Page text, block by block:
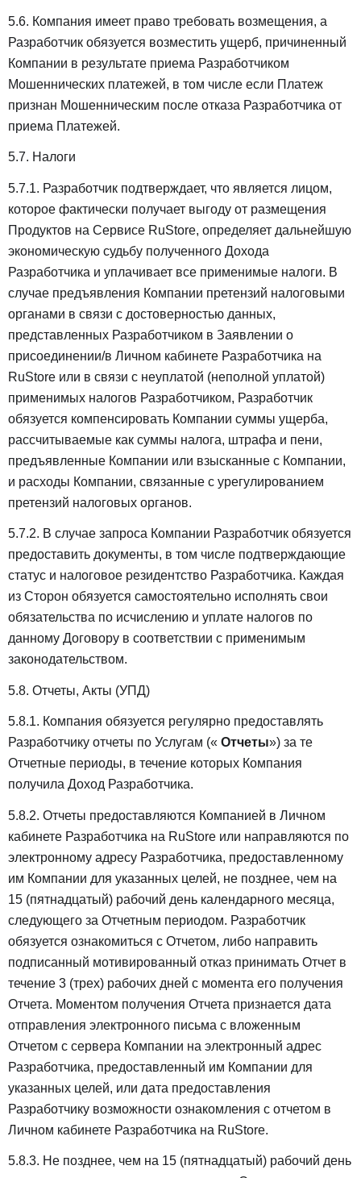
5.6. Компания имеет право требовать возмещения, а
Разработчик обязуется возместить ущерб, причиненный
Компании в результате приема Разработчиком
Мошеннических платежей, в том числе если Платеж
признан Мошенническим после отказа Разработчика от
приема Платежей.
5.7. Налоги
5.7.1. Разработчик подтверждает, что является лицом,
которое фактически получает выгоду от размещения
Продуктов на Сервисе RuStore, определяет дальнейшую
экономическую судьбу полученного Дохода
Разработчика и уплачивает все применимые налоги. В
случае предъявления Компании претензий налоговыми
органами в связи с достоверностью данных,
представленных Разработчиком в Заявлении о
присоединении/в Личном кабинете Разработчика на
RuStore или в связи с неуплатой (неполной уплатой)
применимых налогов Разработчиком, Разработчик
обязуется компенсировать Компании суммы ущерба,
рассчитываемые как суммы налога, штрафа и пени,
предъявленные Компании или взысканные с Компании,
и расходы Компании, связанные с урегулированием
претензий налоговых органов.
5.7.2. В случае запроса Компании Разработчик обязуется
предоставить документы, в том числе подтверждающие
статус и налоговое резидентство Разработчика. Каждая
из Сторон обязуется самостоятельно исполнять свои
обязательства по исчислению и уплате налогов по
данному Договору в соответствии с применимым
законодательством.
5.8. Отчеты, Акты (УПД)
5.8.1. Компания обязуется регулярно предоставлять
Разработчику отчеты по Услугам (« Отчеты») за те
Отчетные периоды, в течение которых Компания
получила Доход Разработчика.
5.8.2. Отчеты предоставляются Компанией в Личном
кабинете Разработчика на RuStore или направляются по
электронному адресу Разработчика, предоставленному
им Компании для указанных целей, не позднее, чем на
15 (пятнадцатый) рабочий день календарного месяца,
следующего за Отчетным периодом. Разработчик
обязуется ознакомиться с Отчетом, либо направить
подписанный мотивированный отказ принимать Отчет в
течение 3 (трех) рабочих дней с момента его получения
Отчета. Моментом получения Отчета признается дата
отправления электронного письма с вложенным
Отчетом c сервера Компании на электронный адрес
Разработчика, предоставленный им Компании для
указанных целей, или дата предоставления
Разработчику возможности ознакомления с отчетом в
Личном кабинете Разработчика на RuStore.
5.8.3. Не позднее, чем на 15 (пятнадцатый) рабочий день